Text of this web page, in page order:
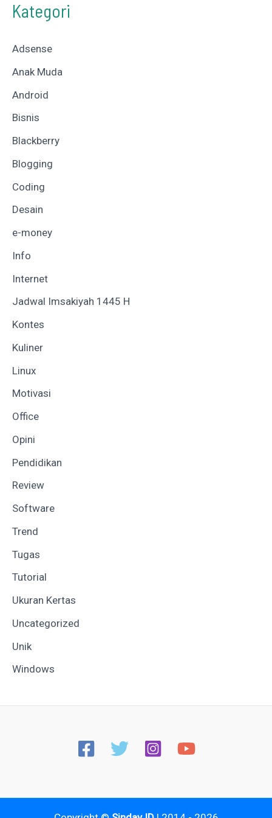
Kategori
Adsense
Anak Muda
Android
Bisnis
Blackberry
Blogging
Coding
Desain
e-money
Info
Internet
Jadwal Imsakiyah 1445 H
Kontes
Kuliner
Linux
Motivasi
Office
Opini
Pendidikan
Review
Software
Trend
Tugas
Tutorial
Ukuran Kertas
Uncategorized
Unik
Windows